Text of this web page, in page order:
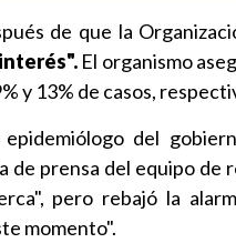
de que la
El organismo
y 13% de casos,
del
de prensa del equipo de
pero rebajó la
momento".